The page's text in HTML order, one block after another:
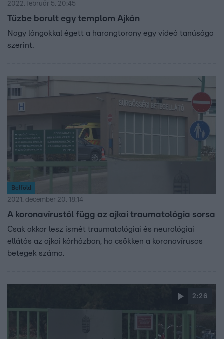
2022. február 5. 20:45
Tűzbe borult egy templom Ajkán
Nagy lángokkal égett a harangtorony egy videó tanúsága
szerint.
Belföld
2021. december 20. 18:14
A koronavírustól függ az ajkai traumatológia sorsa
Csak akkor lesz ismét traumatológiai és neurológiai
ellátás az ajkai kórházban, ha csökken a koronavírusos
betegek száma.
2:26